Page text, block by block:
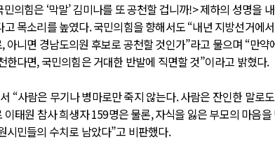
의힘은 ‘막말’ 김미나를 또 공천할 겁니까!> 제하의 성명을
목소리를 높였다. 국민의힘을 향해서도 “내년 지방선거에서
아니면 경남도의원 후보로 공천할 것인가”라고 물으며 “만약
한다면, 국민의힘은 거대한 반발에 직면할 것”이라고 밝혔다.
“사람은 무기나 병마로만 죽지 않는다. 사람은 잔인한 말로
이태원 참사 희생자 159명은 물론, 자식을 잃은 부모의 마음
시민들의 수치로 남았다”고 비판했다.